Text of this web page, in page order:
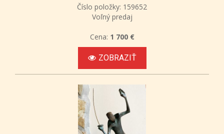
Číslo položky: 159652
Voľný predaj
Cena: 1 700 €
ZOBRAZIŤ